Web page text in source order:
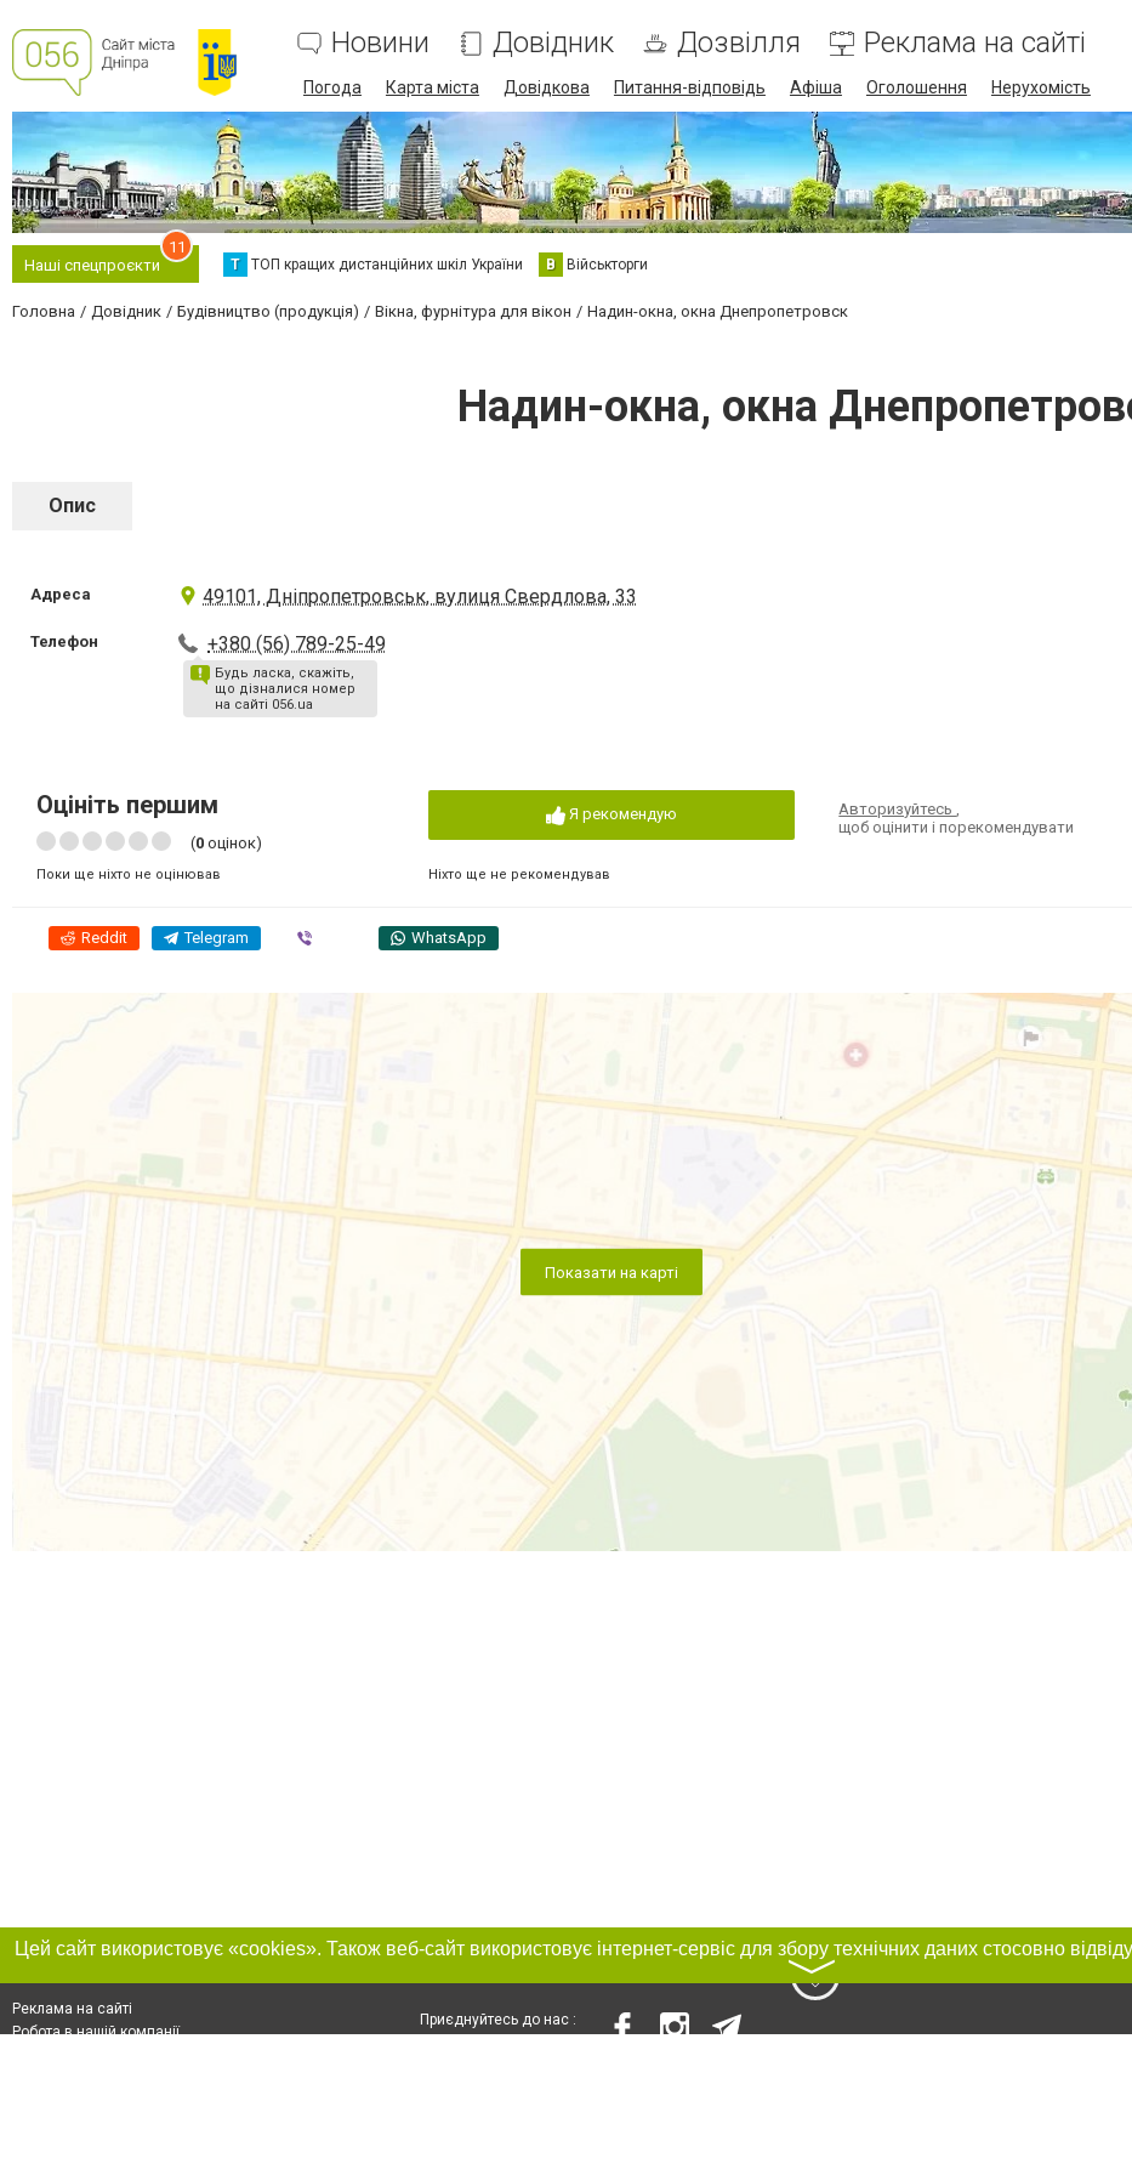
Новини Довідник Дозвілля Реклама на сайті
Погода Карта міста Довідкова Питання-відповідь Афіша Оголошення Нерухомість
Наші спецпроєкти
11
Т ТОП кращих дистанційних шкіл України В Військторги
Головна Довідник Будівництво (продукція) Вікна, фурнітура для вікон Надин-окна, окна Днепропетровск
Надин-окна, окна
Опис
Адреса 49101, Дніпропетровськ, вулиця Свердлова, 33
Телефон +380 (56) 789-25-49
Будь ласка, скажіть,
що дізналися номер
на сайті 056.ua
Оцініть першим
(0 оцінок)
Поки ще ніхто не оцінював
Я рекомендую
Ніхто ще не рекомендував
Авторизуйтесь,
щоб оцінити і порекомендувати
Reddit Telegram WhatsApp
Показати на карті
〉
Реклама на сайті
Робота в нашій компанії
Приєднуйтесь до нас :